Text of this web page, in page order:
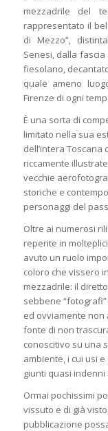
mezzadrile del
rappresentato il
di Mezzo”,
Senesi, dalla
fiesolano,
quale ameno
Firenze di ogni
È una sorta di
limitato nella sua
dell’intera
riccamente
vecchie
storiche e
personaggi del
Oltre ai numerosi
reperite in
avuto un ruolo
coloro che vissero
mezzadrile: il
sebbene
ed ovviamente non
fonte di non
conoscitivo su una
ambiente, i cui usi
giunti quasi
Ormai pochissimi
vissuto e di già
pubblicazione